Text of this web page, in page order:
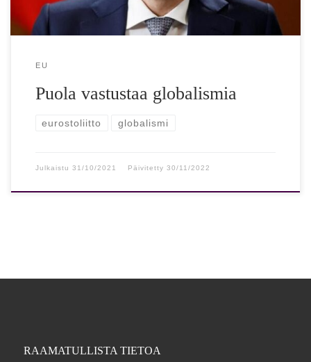
EU
Puola vastustaa globalismia
eurostoliitto globalismi
Julkaistu 31/10/2021 Päivitetty 30/11/2022
RAAMATULLISTA TIETOA